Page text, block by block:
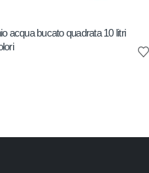
acqua bucato quadrata 10 litri